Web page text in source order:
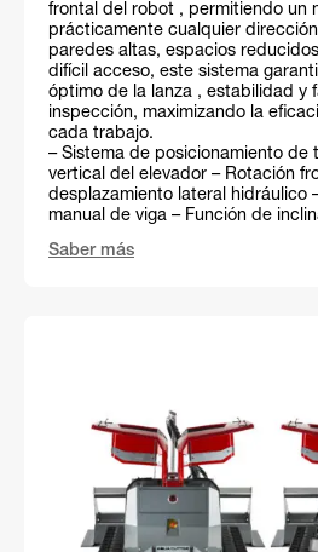
frontal del robot , permitiendo un
prácticamente cualquier
paredes altas, espacios
difícil acceso, este sistema
óptimo de la lanza , estabilidad y
inspección, maximizando la
cada trabajo.
– Sistema de posicionamiento de
vertical del elevador – Rotación
desplazamiento lateral hidráulico
manual de viga – Función de
Saber más